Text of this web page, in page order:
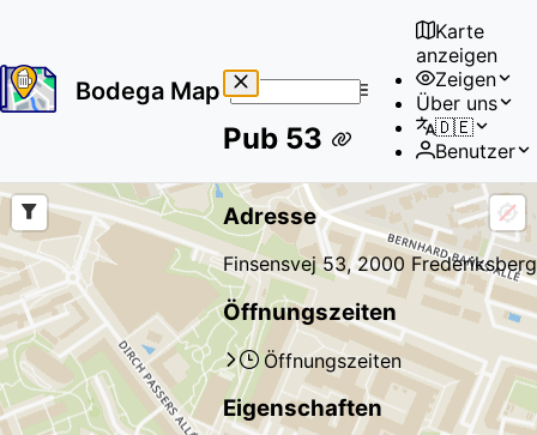
Bodega Map
results
Karte
anzeigen
Zeigen
Über uns
🇩🇪
Benutzer
Pub 53
Adresse
Finsensvej 53, 2000 Frederiksberg
Öffnungszeiten
Öffnungszeiten
Eigenschaften